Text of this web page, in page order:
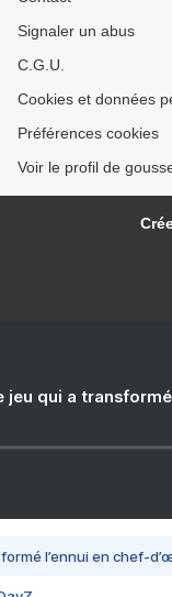
Signaler un abus
C.G.U.
Cookies et données
Préférences cookies
Voir le profil de
jeu qui a
l’ennui en chef-